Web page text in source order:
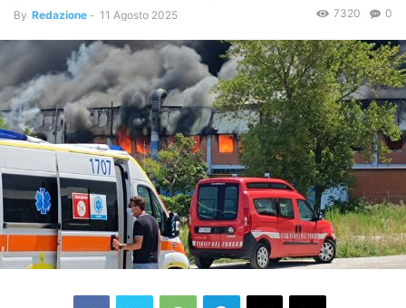
By Redazione - 11 Agosto 2025 0
7320